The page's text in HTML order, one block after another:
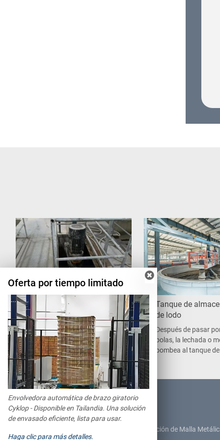
Agitador de Lechada
Junto al depósito de
almacenamiento de lechada o
mezcla hay un depósito de
transición con dos funciones: en
primer lugar, bombear la lechada
o mezcla a la zona de dosificación
y, en segundo lugar, conectarlos a
los tanques individuales.
Tanque de
de lodo
Después de pasar
bolas, la lechada o
bombea al tanque de
constantemente
PRODUCTOS
Sección de preparación de materias primas
Sección automática de fabricación y circulación de Malla
Oferta por tiempo limitado
Envolvedora automática de brazo giratorio
Cyklop - Disponible en Tailandia. Una solución
de envasado eficiente, lista para usar.
Haga clic para más detalles.